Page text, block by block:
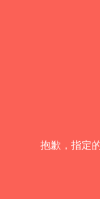
抱歉，指定